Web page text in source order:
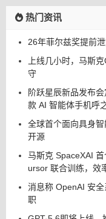
26年菲尔兹奖提前
上线几小时，马斯
守
阶跃星辰新品发布会
款 AI 智能体手机呼
全球首个面向具身智
开源
马斯克 SpaceXAI
ursor 联合训练，效
消息称 OpenAI 安
职
GPT-5.6即将上线，
晶圆